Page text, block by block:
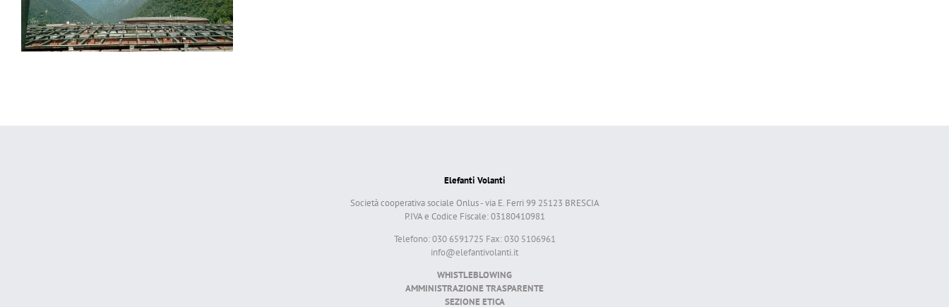
Elefanti Volanti
Società cooperativa sociale Onlus - via E. Ferri 99 25123 BRESCIA
P.IVA e Codice Fiscale: 03180410981
Telefono: 030 6591725 Fax: 030 5106961
info@elefantivolanti.it
WHISTLEBLOWING
AMMINISTRAZIONE TRASPARENTE
SEZIONE ETICA